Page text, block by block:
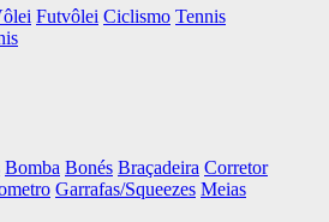
Futvôlei Ciclismo Tennis
Bomba Bonés Braçadeira Corretor
Garrafas/Squeezes Meias